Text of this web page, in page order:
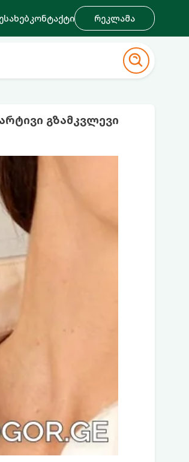
კონტაქტი რეკლამა
გზამკვლევი